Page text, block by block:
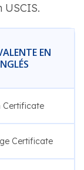
EN
Certificate
Certificate